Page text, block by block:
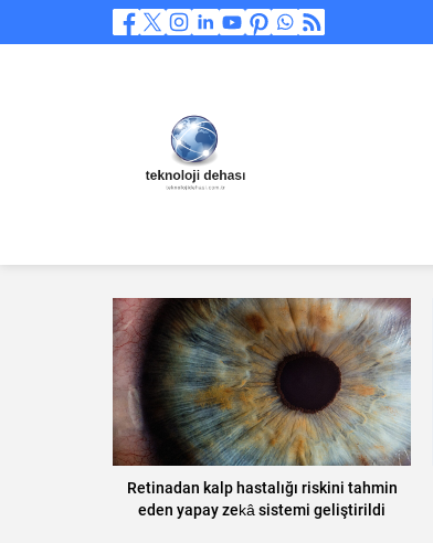
Retinadan kalp hastalığı riskini tahmin
eden yapay zekâ sistemi geliştirildi